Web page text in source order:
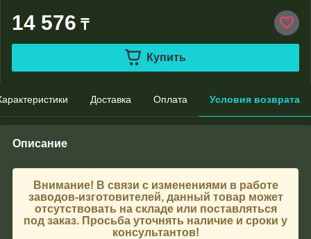
14 576 ₸
Купить
Доставка Оплата Условия возврата
Описание
Внимание! В связи с изменениями в работе
заводов-изготовителей, данный товар может
отсутствовать на складе или поставляться
под заказ. Просьба уточнять наличие и сроки у
консультантов!